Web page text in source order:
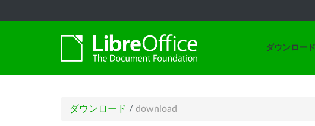
ダウンロード
ダウンロード / download